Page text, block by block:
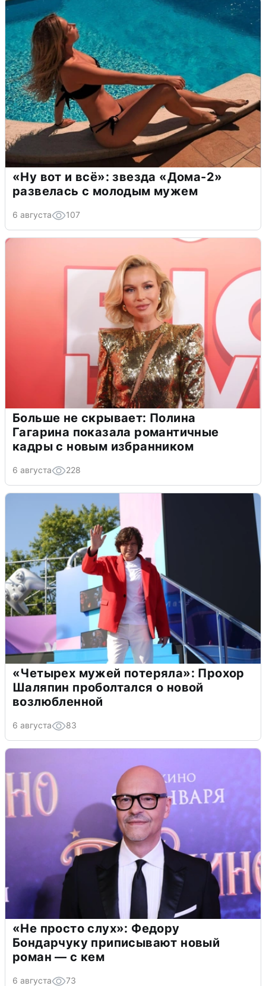
«Ну вот и всё»: звезда «Дома-2»
развелась с молодым мужем
6 августа 107
Больше не скрывает: Полина
Гагарина показала романтичные
кадры с новым избранником
6 августа 228
«Четырех мужей потеряла»: Прохор
Шаляпин проболтался о новой
возлюбленной
6 августа 83
«Не просто слух»: Федору
Бондарчуку приписывают новый
роман — с кем
6 августа 73